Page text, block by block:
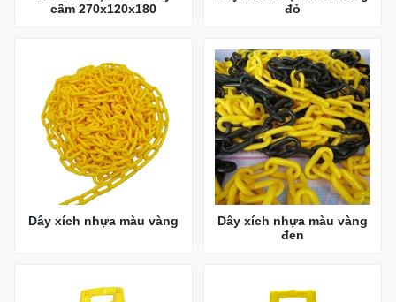
cầm 270x120x180
đỏ
Dây xích nhựa màu vàng
Dây xích nhựa màu vàng
đen